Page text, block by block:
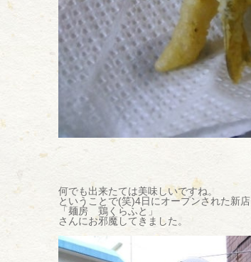
何でも出来たては美味しいですね。
ということで(笑)4日にオープンされた新店
「麺房 鶏くらふと」
さんにお邪魔してきました。